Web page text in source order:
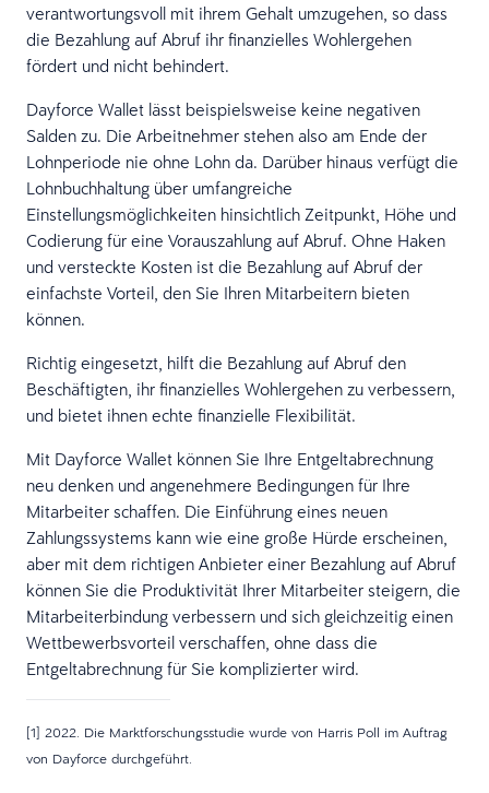
verantwortungsvoll mit ihrem Gehalt umzugehen, so dass
die Bezahlung auf Abruf ihr finanzielles Wohlergehen
fördert und nicht behindert.
Dayforce Wallet lässt beispielsweise keine negativen
Salden zu. Die Arbeitnehmer stehen also am Ende der
Lohnperiode nie ohne Lohn da. Darüber hinaus verfügt die
Lohnbuchhaltung über umfangreiche
Einstellungsmöglichkeiten hinsichtlich Zeitpunkt, Höhe und
Codierung für eine Vorauszahlung auf Abruf. Ohne Haken
und versteckte Kosten ist die Bezahlung auf Abruf der
einfachste Vorteil, den Sie Ihren Mitarbeitern bieten
können.
Richtig eingesetzt, hilft die Bezahlung auf Abruf den
Beschäftigten, ihr finanzielles Wohlergehen zu verbessern,
und bietet ihnen echte finanzielle Flexibilität.
Mit Dayforce Wallet können Sie Ihre Entgeltabrechnung
neu denken und angenehmere Bedingungen für Ihre
Mitarbeiter schaffen. Die Einführung eines neuen
Zahlungssystems kann wie eine große Hürde erscheinen,
aber mit dem richtigen Anbieter einer Bezahlung auf Abruf
können Sie die Produktivität Ihrer Mitarbeiter steigern, die
Mitarbeiterbindung verbessern und sich gleichzeitig einen
Wettbewerbsvorteil verschaffen, ohne dass die
Entgeltabrechnung für Sie komplizierter wird.
[1] 2022. Die Marktforschungsstudie wurde von Harris Poll im Auftrag
von Dayforce durchgeführt.